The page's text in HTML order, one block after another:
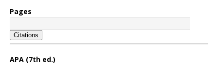
Pages
Citations
APA (7th ed.)